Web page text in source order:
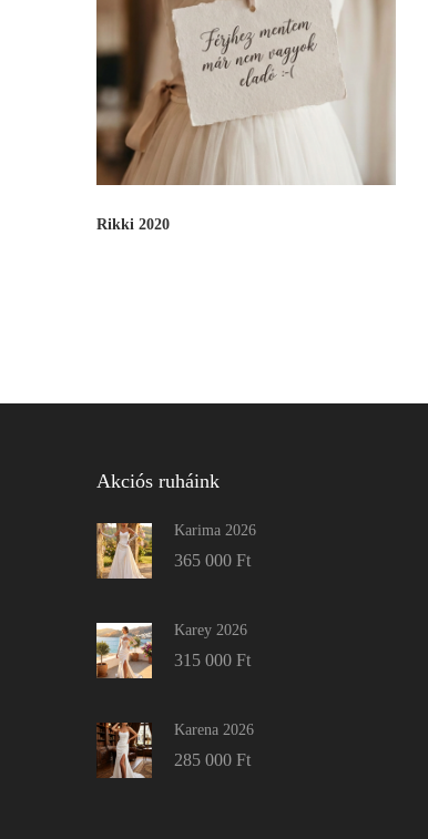
Rikki 2020
Akciós ruháink
Karima 2026
365 000 Ft
Karey 2026
315 000 Ft
Karena 2026
285 000 Ft